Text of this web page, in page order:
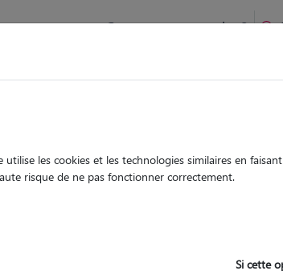
Comment ça marche ?
les cookies et les technologies similaires en
risque de ne pas fonctionner correctement.
Si cette